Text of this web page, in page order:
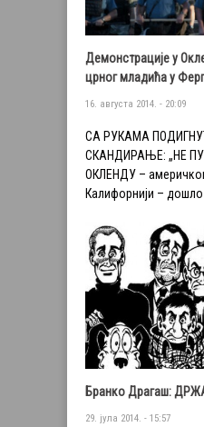
Демонстрације у
црног младића у
16. августа 2014. - 20:09
СА РУКАМА
СКАНДИРАЊЕ: „НЕ
ОКЛЕНДУ –
Калифорнији – дошло
Бранко Драгаш:
29. јула 2014. - 15:57